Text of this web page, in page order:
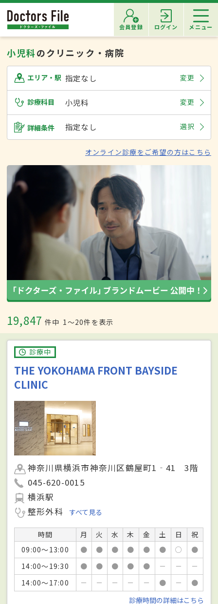
会員登録 ログイン メニュー
小児科のクリニック・病院
エリア・駅 指定なし 変更
診療科目 小児科 変更
詳細条件 指定なし 選択
オンライン診療をご希望の方はこちら
19,847 件中 1〜20件を表示
診療中
THE YOKOHAMA FRONT BAYSIDE
CLINIC
神奈川県横浜市神奈川区鶴屋町1‐41 3階
045-620-0015
横浜駅
整形外科
すべて見る
時間 月 火 水 木 金 土 日
祝
09:00～13:00
● ● ● ● ● ● ○
●
14:00～19:30
● ● ● ● ● － －
－
14:00～17:00
－ － － － － ● －
●
診療時間の詳細はこちら